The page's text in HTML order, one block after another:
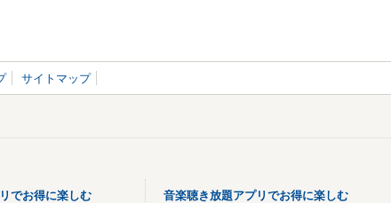
サイトマップ
でお得に楽しむ
音楽聴き放題アプリでお得に楽しむ